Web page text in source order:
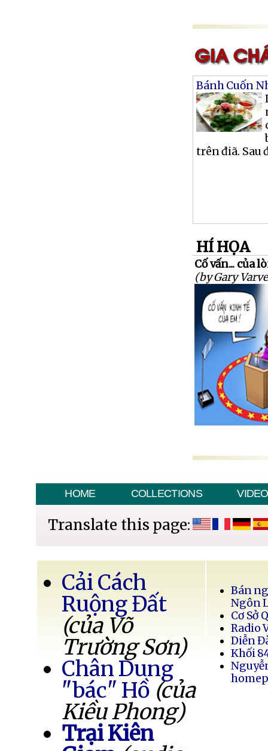
Bánh Cuốn
trên điã. Sau
HÍ HỌA
Cố vấn... của
(by Gary
HOME COLLECTIONS VIDEO
Translate this page:
Cải Cách
Ruộng Đất
(của Võ
Trường Sơn)
Chân Dung
"bác" Hồ (của
Kiều Phong)
Trại Kiên
Bán
Ngôn
Cơ Sở
Radio
Diễn
Khối